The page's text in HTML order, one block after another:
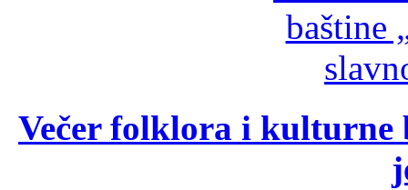
Večer folklora i kulturne